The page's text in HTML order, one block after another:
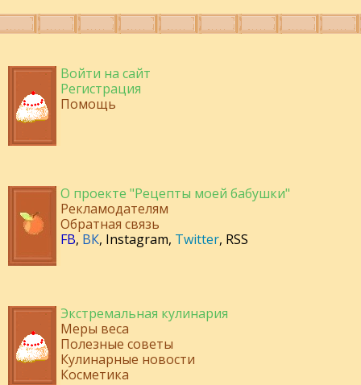
Войти на сайт
Регистрация
Помощь
О проекте "Рецепты моей бабушки"
Рекламодателям
Обратная связь
FB, ВК, Instagram, Twitter, RSS
Экстремальная кулинария
Меры веса
Полезные советы
Кулинарные новости
Косметика